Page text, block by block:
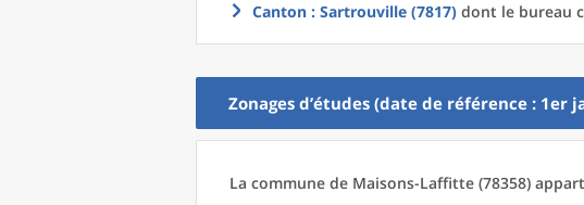
Canton : Sartrouville (7817) dont le bureau
Zonages d’études (date de référence : 1er
La commune de Maisons-Laffitte (78358)